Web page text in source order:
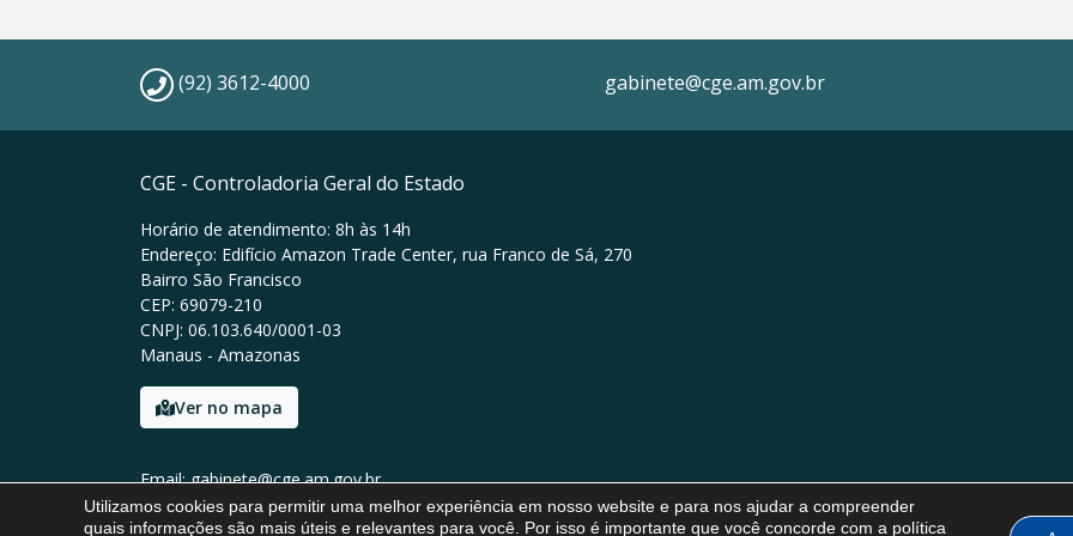
(92) 3612-4000 gabinete@cge.am.gov.br
CGE - Controladoria Geral do Estado
Horário de atendimento: 8h às 14h
Endereço: Edifício Amazon Trade Center, rua Franco de Sá, 270
Bairro São Francisco
CEP: 69079-210
CNPJ: 06.103.640/0001-03
Manaus - Amazonas
Ver no mapa
Email: gabinete@cge.am.gov.br
Tel: (92) 3612-4000
Utilizamos cookies para permitir uma melhor experiência em nosso website e para nos ajudar a compreender
quais informações são mais úteis e relevantes para você. Por isso é importante que você concorde com a política